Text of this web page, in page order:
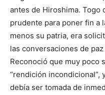
antes de Hiroshima. Togo
prudente para poner fin a
menos su patria, era
las conversaciones de
Reconoció que muy poco
“rendición incondicional”,
debía ser tomada de